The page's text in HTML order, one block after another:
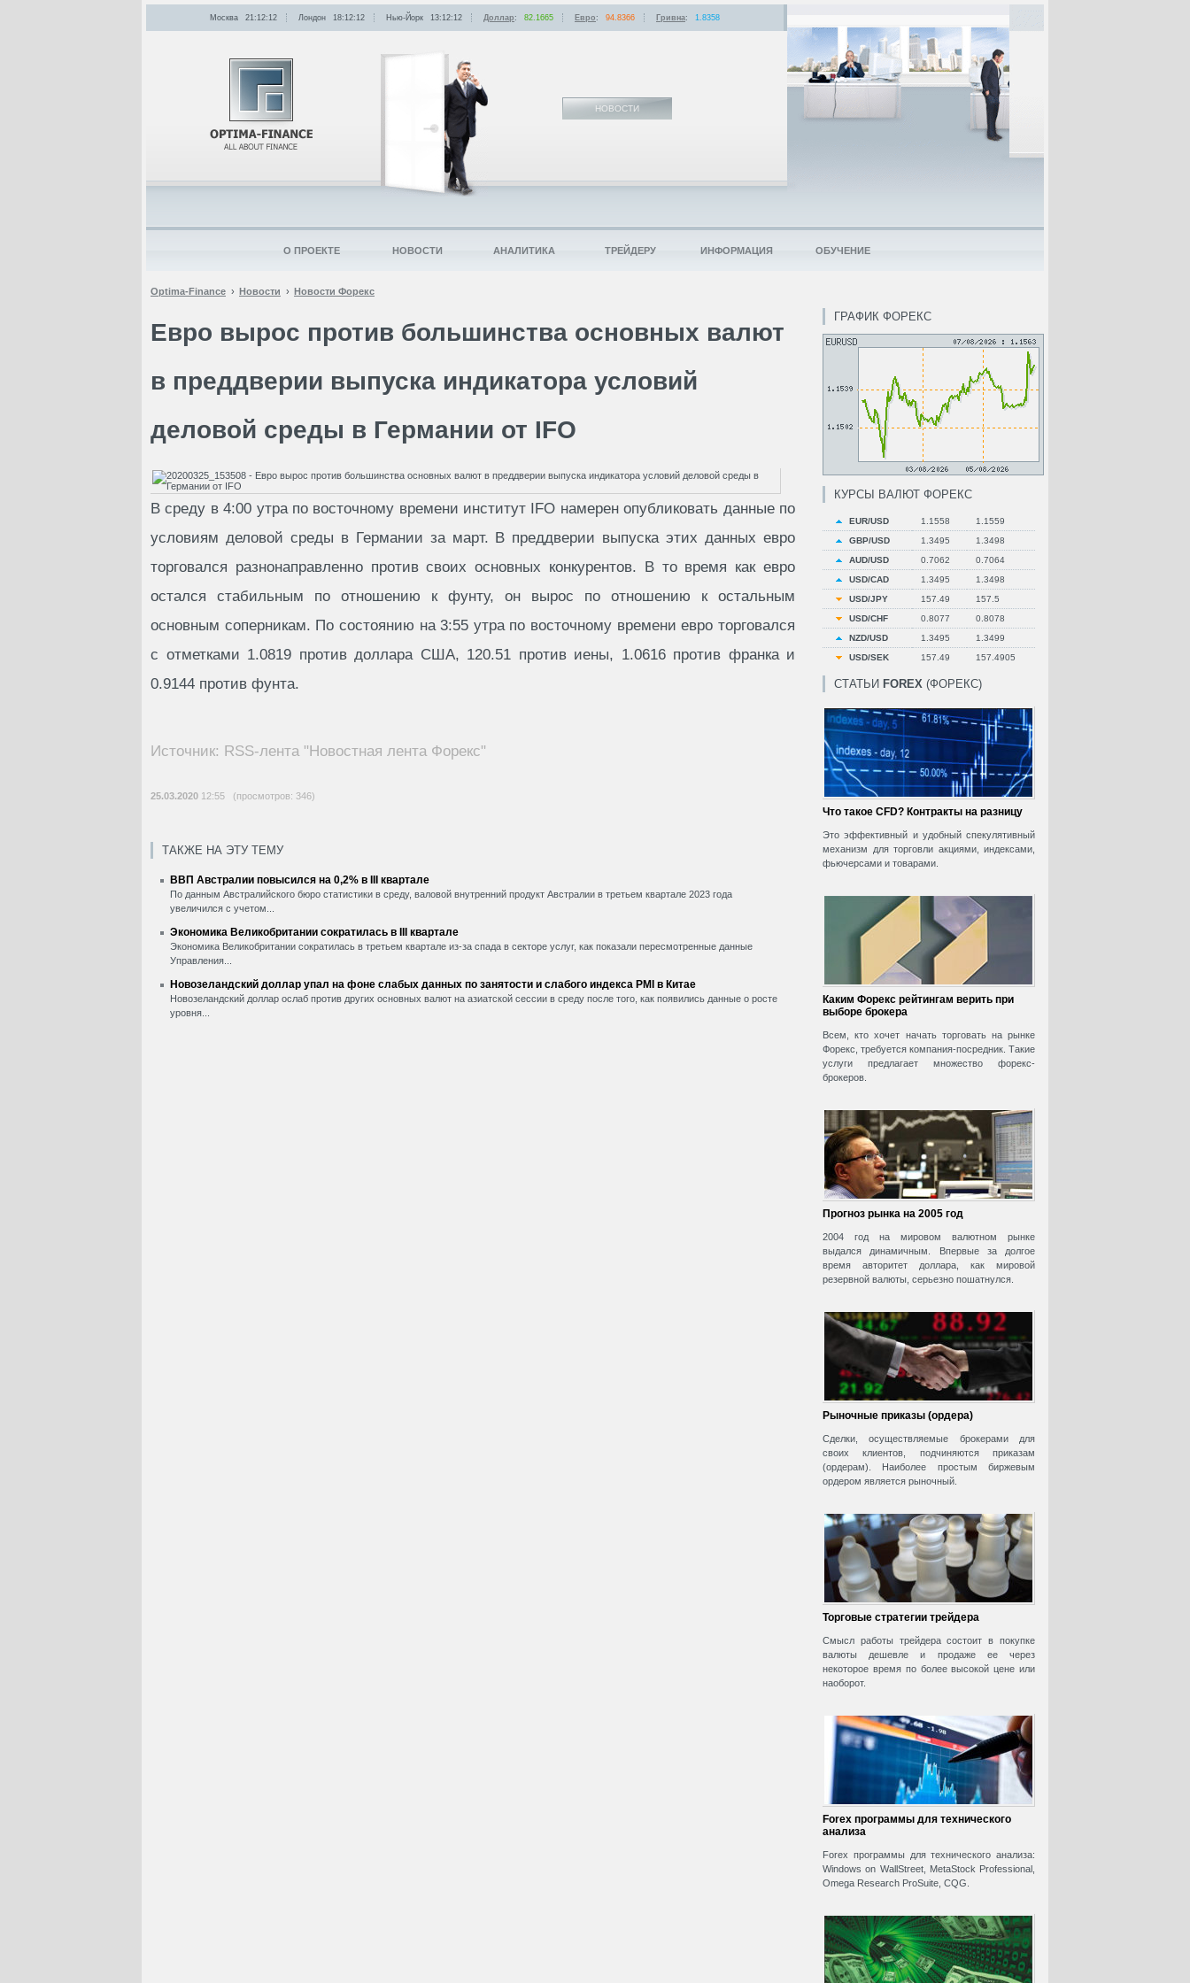
Optima-Finance Новости Новости Форекс
Евро вырос против большинства основных валют
в преддверии выпуска индикатора условий
деловой среды в Германии от IFO
В среду в 4:00 утра по восточному времени институт IFO намерен опубликовать данные по
условиям деловой среды в Германии за март. В преддверии выпуска этих данных евро
торговался разнонаправленно против своих основных конкурентов. В то время как евро
остался стабильным по отношению к фунту, он вырос по отношению к остальным
основным соперникам. По состоянию на 3:55 утра по восточному времени евро торговался
с отметками 1.0819 против доллара США, 120.51 против иены, 1.0616 против франка и
0.9144 против фунта.
Источник: RSS-лента "Новостная лента Форекс"
25.03.2020 12:55 (просмотров: 346)
ТАКЖЕ НА ЭТУ ТЕМУ
ВВП Австралии повысился на 0,2% в III квартале
По данным Австралийского бюро статистики в среду, валовой внутренний продукт Австралии в третьем квартале 2023 года
увеличился с учетом...
Экономика Великобритании сократилась в III квартале
Экономика Великобритании сократилась в третьем квартале из-за спада в секторе услуг, как показали пересмотренные данные
Управления...
Новозеландский доллар упал на фоне слабых данных по занятости и слабого индекса PMI в Китае
Новозеландский доллар ослаб против других основных валют на азиатской сессии в среду после того, как появились данные о росте
уровня...
ГРАФИК ФОРЕКС
КУРСЫ ВАЛЮТ ФОРЕКС
EUR/USD 1.1558
1.1559
GBP/USD
1.3495
1.3498
AUD/USD
0.7062
0.7064
USD/CAD
1.3495
1.3498
USD/JPY
157.49
157.5
USD/CHF
0.8077
0.8078
NZD/USD
1.3495
1.3499
USD/SEK
157.49 157.4905
СТАТЬИ FOREX (ФОРЕКС)
Что такое CFD? Контракты на разницу
Это эффективный и удобный спекулятивный
механизм для торговли акциями, индексами,
фьючерсами и товарами.
Каким Форекс рейтингам верить при
выборе брокера
Всем, кто хочет начать торговать на рынке
Форекс, требуется компания-посредник. Такие
услуги предлагает множество форекс-
брокеров.
Прогноз рынка на 2005 год
2004 год на мировом валютном рынке
выдался динамичным. Впервые за долгое
время авторитет доллара, как мировой
резервной валюты, серьезно пошатнулся.
Рыночные приказы (ордера)
Сделки, осуществляемые брокерами для
своих клиентов, подчиняются приказам
(ордерам). Наиболее простым биржевым
ордером является рыночный.
Торговые стратегии трейдера
Смысл работы трейдера состоит в покупке
валюты дешевле и продаже ее через
некоторое время по более высокой цене или
наоборот.
Forex программы для технического
анализа
Forex программы для технического анализа:
Windows on WallStreet, MetaStock Professional,
Omega Research ProSuite, CQG.
НОВОСТИ
Москва 21:12:12 Лондон 18:12:12 Нью-Йорк 13:12:12 Доллар: 82.1665 Евро: 94.8366 Гривна: 1.8358
О ПРОЕКТЕ НОВОСТИ АНАЛИТИКА ТРЕЙДЕРУ ИНФОРМАЦИЯ ОБУЧЕНИЕ